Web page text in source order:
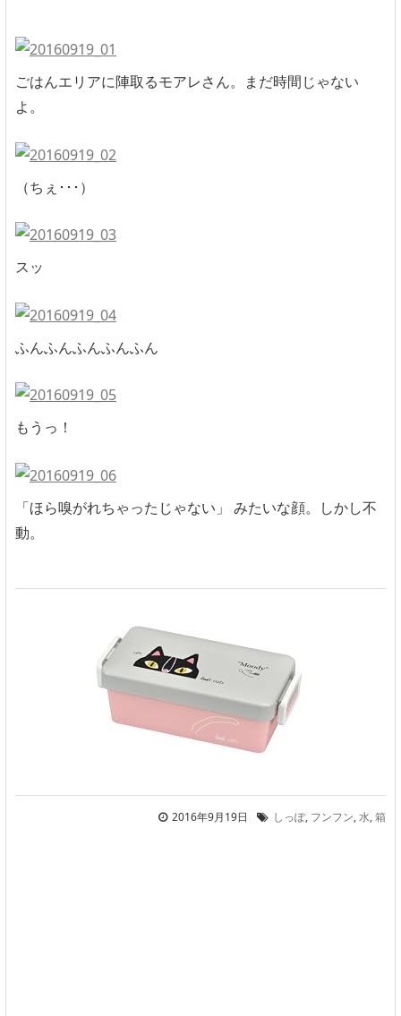
ごはんエリアに陣取るモアレさん。まだ時間じゃない
よ。
（ちぇ･･･）
スッ
ふんふんふんふんふん
もうっ！
「ほら嗅がれちゃったじゃない」 みたいな顔。しかし不
動。
2016年9月19日 しっぽ, フンフン,水,箱